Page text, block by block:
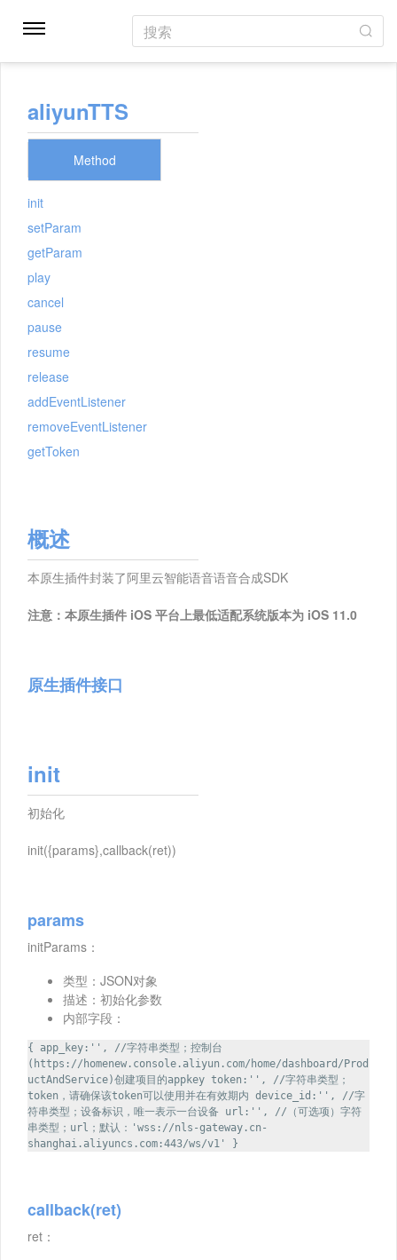
搜索
aliyunTTS
Method
init
setParam
getParam
play
cancel
pause
resume
release
addEventListener
removeEventListener
getToken
概述
本原生插件封装了阿里云智能语音语音合成SDK
注意：本原生插件 iOS 平台上最低适配系统版本为 iOS 11.0
原生插件接口
init
初始化
init({params},callback(ret))
params
initParams：
类型：JSON对象
描述：初始化参数
内部字段：
{ app_key:'', //字符串类型；控制台
(https://homenew.console.aliyun.com/home/dashboard/Prod
uctAndService)创建项目的appkey token:'', //字符串类型；
token，请确保该token可以使用并在有效期内 device_id:'', //字
符串类型；设备标识，唯一表示一台设备 url:'', //（可选项）字符
串类型；url；默认：'wss://nls-gateway.cn-
shanghai.aliyuncs.com:443/ws/v1' }
callback(ret)
ret：